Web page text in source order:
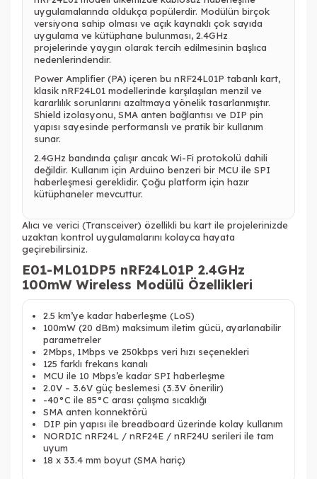
uygulamalarında oldukça popülerdir. Modülün birçok
versiyona sahip olması ve açık kaynaklı çok sayıda
uygulama ve kütüphane bulunması, 2.4GHz
projelerinde yaygın olarak tercih edilmesinin başlıca
nedenlerindendir.
Power Amplifier (PA) içeren bu nRF24L01P tabanlı kart,
klasik nRF24L01 modellerinde karşılaşılan menzil ve
kararlılık sorunlarını azaltmaya yönelik tasarlanmıştır.
Shield izolasyonu, SMA anten bağlantısı ve DIP pin
yapısı sayesinde performanslı ve pratik bir kullanım
sunar.
2.4GHz bandında çalışır ancak Wi-Fi protokolü dahili
değildir. Kullanım için Arduino benzeri bir MCU ile SPI
haberleşmesi gereklidir. Çoğu platform için hazır
kütüphaneler mevcuttur.
Alıcı ve verici (Transceiver) özellikli bu kart ile projelerinizde
uzaktan kontrol uygulamalarını kolayca hayata
geçirebilirsiniz.
E01-ML01DP5 nRF24L01P 2.4GHz
100mW Wireless Modülü Özellikleri
2.5 km’ye kadar haberleşme (LoS)
100mW (20 dBm) maksimum iletim gücü, ayarlanabilir
parametreler
2Mbps, 1Mbps ve 250kbps veri hızı seçenekleri
125 farklı frekans kanalı
MCU ile 10 Mbps’e kadar SPI haberleşme
2.0V – 3.6V güç beslemesi (3.3V önerilir)
-40°C ile 85°C arası çalışma sıcaklığı
SMA anten konnektörü
DIP pin yapısı ile breadboard üzerinde kolay kullanım
NORDIC nRF24L / nRF24E / nRF24U serileri ile tam
uyum
18 x 33.4 mm boyut (SMA hariç)